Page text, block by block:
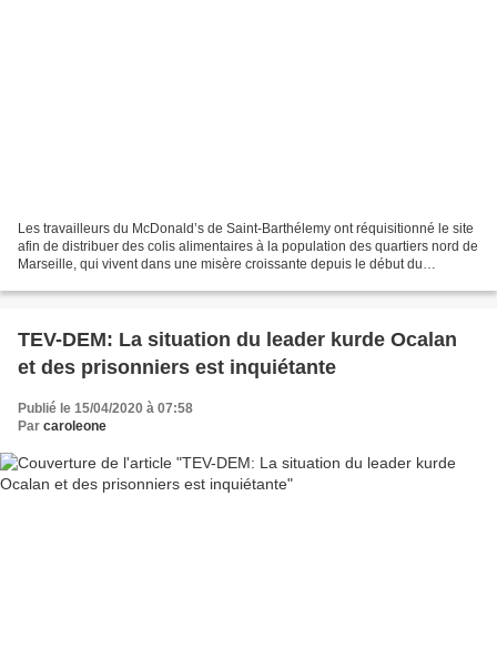
Les travailleurs du McDonald’s de Saint-Barthélemy ont réquisitionné le site
afin de distribuer des colis alimentaires à la population des quartiers nord de
Marseille, qui vivent dans une misère croissante depuis le début du
TEV-DEM: La situation du leader kurde Ocalan
et des prisonniers est inquiétante
Publié le 15/04/2020 à 07:58
Par caroleone